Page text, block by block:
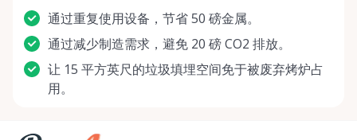
通过重复使用设备，节省 50 磅金属。
通过减少制造需求，避免 20 磅 CO2 排放。
让 15 平方英尺的垃圾填埋空间免于被废弃烤炉占
用。